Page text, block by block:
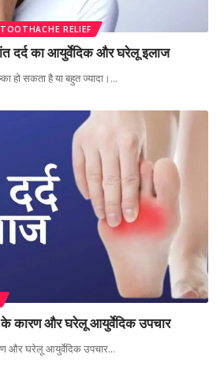
RELIEF
दर्द का आयुर्वेदिक और घरेलू इलाज
हो सकता है या बहुत ज्यादा।…
के कारण और घरेलू आयुर्वेदिक उपचार
और घरेलू आयुर्वेदिक उपचार…